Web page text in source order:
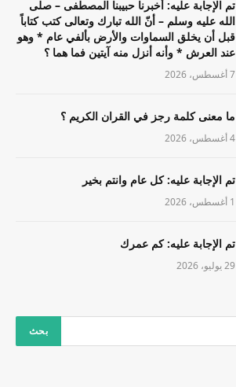
تم الإجابة عليه: أخبرنا حبيبنا المصطفى – صلى
الله عليه وسلم – أنّ الله تبارك وتعالى كتب كتاباً
قبل أن يخلق السماوات والأرض بألفي عام * وهو
عند العرش * وأنه أنزل منه آيتين فما هما ؟
7 أغسطس، 2026
ما معنى كلمة رجز في القران الكريم ؟
4 أغسطس، 2026
تم الإجابة عليه: كل عام وانتم بخير
1 أغسطس، 2026
تم الإجابة عليه: كم عمرك
29 يوليو، 2026